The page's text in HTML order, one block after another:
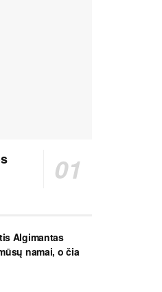
Algimantas
namai, o čia